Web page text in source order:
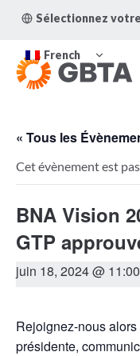
Sélectionnez
French
LE
MENU
ENFANT
« Tous les
Cet évènement est
BNA Vision
GTP
juin 18, 2024 @
Rejoignez-nous
présidente,